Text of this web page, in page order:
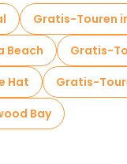
Gratis-Touren
Beach Gratis-
Hat Gratis-
Bay